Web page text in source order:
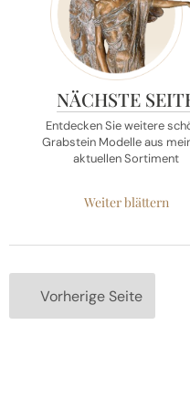
NÄCHSTE
Entdecken Sie weitere
Grabstein Modelleaus
aktuellen Sortiment
Weiter blättern